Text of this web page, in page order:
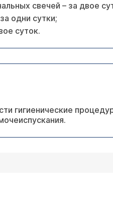
свечей – за двое
одни сутки;
суток.
гигиенические